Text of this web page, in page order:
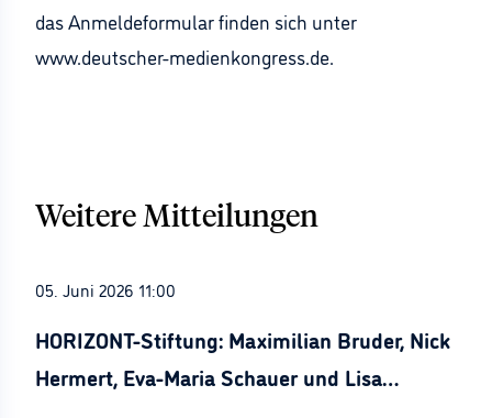
das Anmeldeformular finden sich unter
www.deutscher-medienkongress.de.
Weitere Mitteilungen
05. Juni 2026 11:00
HORIZONT-Stiftung: Maximilian Bruder, Nick
Hermert, Eva-Maria Schauer und Lisa